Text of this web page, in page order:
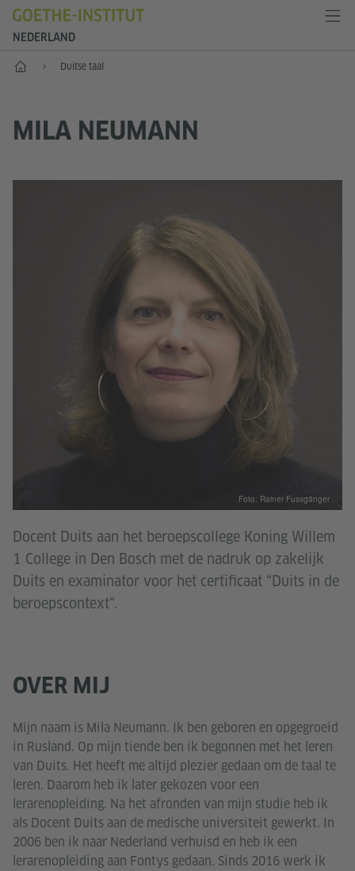
NEDERLAND
Goethe-Institut Niederlande
Duitse taal
MILA NEUMANN
Foto: Rainer Fussgänger
Docent Duits aan het beroepscollege Koning Willem
1 College in Den Bosch met de nadruk op zakelijk
Duits en examinator voor het certificaat “Duits in de
beroepscontext“.
OVER MIJ
Mijn naam is Mila Neumann. Ik ben geboren en opgegroeid
in Rusland. Op mijn tiende ben ik begonnen met het leren
van Duits. Het heeft me altijd plezier gedaan om de taal te
leren. Daarom heb ik later gekozen voor een
lerarenopleiding. Na het afronden van mijn studie heb ik
als Docent Duits aan de medische universiteit gewerkt. In
2006 ben ik naar Nederland verhuisd en heb ik een
lerarenopleiding aan Fontys gedaan. Sinds 2016 werk ik